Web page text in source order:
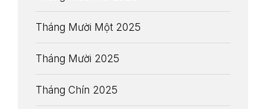
Tháng Mười Một 2025
Tháng Mười 2025
Tháng Chín 2025